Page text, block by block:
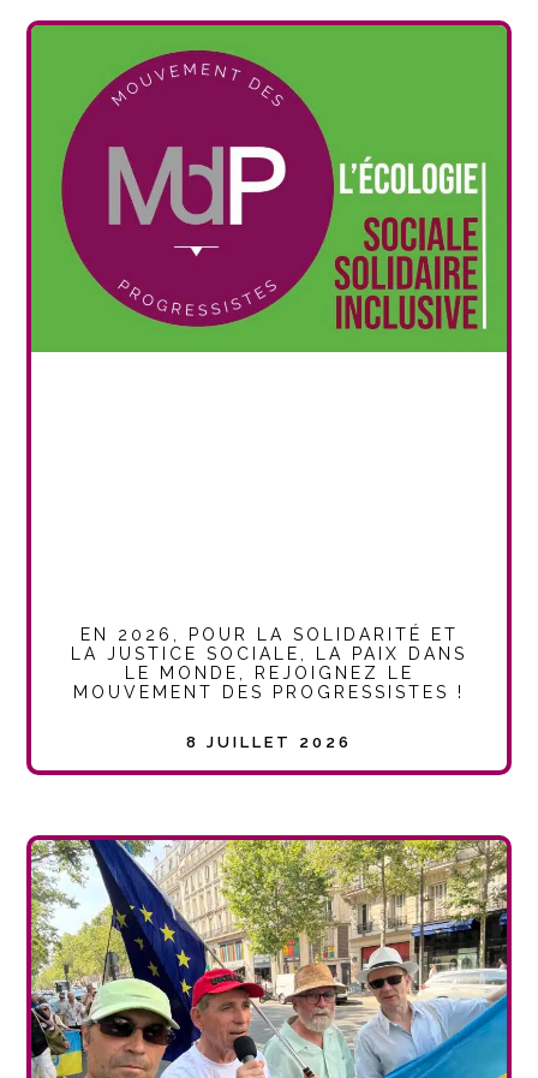
EN 2026, POUR LA SOLIDARITÉ ET
LA JUSTICE SOCIALE, LA PAIX DANS
LE MONDE, REJOIGNEZ LE
MOUVEMENT DES PROGRESSISTES !
8 JUILLET 2026